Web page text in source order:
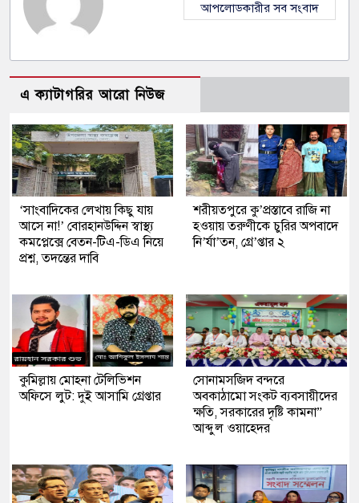
আপলোডকারীর সব সংবাদ
এ ক্যাটাগরির আরো নিউজ
‘সাংবাদিকের লেখায় কিছু যায়
আসে না!’ বোরহানউদ্দিন স্বাস্থ্য
কমপ্লেক্সে বেতন-টিএ-ডিএ নিয়ে
প্রশ্ন, তদন্তের দাবি
শরীয়তপুরে কু’প্রস্তাবে রাজি না
হওয়ায় তরুণীকে চুরির অপবাদে
নি’র্যা’তন, গ্রে’প্তার ২
কুমিল্লায় মোহনা টেলিভিশন
অফিসে লুট: দুই আসামি গ্রেপ্তার
সোনামসজিদ বন্দরে
অবকাঠামো সংকট ব্যবসায়ীদের
ক্ষতি, সরকারের দৃষ্টি কামনা”
আব্দুল ওয়াহেদর